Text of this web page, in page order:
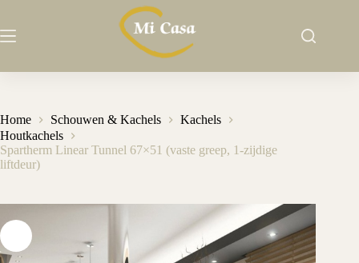
de
Home Schouwen & Kachels
Kachels
Houtkachels
Spartherm Linear Tunnel 67×51 (vaste greep, 1-zijdige
liftdeur)